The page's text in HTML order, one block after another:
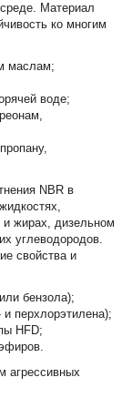
Материал
ко многим
маслам;
воде;
NBR в
и жирах, дизельном
углеводородов.
свойства и
бензола);
перхлорэтилена);
HFD;
агрессивных